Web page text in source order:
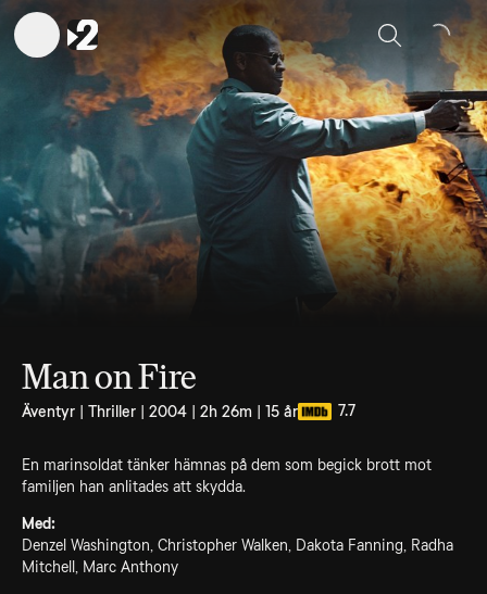
Sök
Man on Fire
Äventyr | Thriller | 2004 | 2h 26m | 15 år 7.7
En marinsoldat tänker hämnas på dem som begick brott mot
familjen han anlitades att skydda.
Med:
Denzel Washington, Christopher Walken, Dakota Fanning, Radha
Mitchell, Marc Anthony